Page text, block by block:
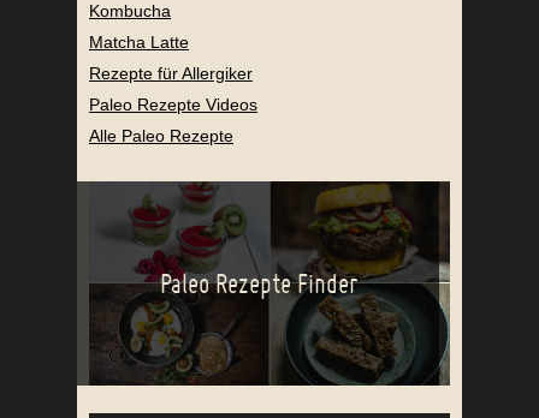
Kombucha
Matcha Latte
Rezepte für Allergiker
Paleo Rezepte Videos
Alle Paleo Rezepte
Paleo Rezepte Finder